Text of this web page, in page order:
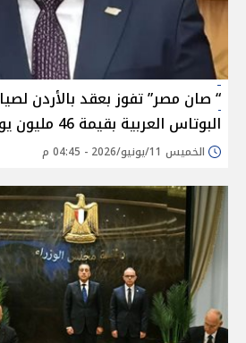
“ صان مصر” تفوز بعقد بالأردن
البوتاس العربية بقيمة 46 مليون يورو
الخميس 11/يونيو/2026 - 04:45 م